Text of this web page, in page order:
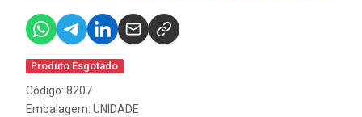
Produto Esgotado
Código: 8207
Embalagem: UNIDADE